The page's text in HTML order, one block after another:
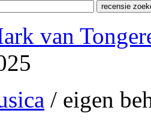
van
/ eigen